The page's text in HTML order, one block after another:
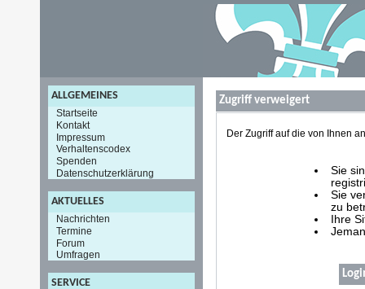
ALLGEMEINES
Startseite
Kontakt
Impressum
Verhaltenscodex
Spenden
Datenschutzerklärung
AKTUELLES
Nachrichten
Termine
Forum
Umfragen
SERVICE
Zugriff verweigert
Der Zugriff auf die von Ihnen
Sie
Sie
zu
Ihre